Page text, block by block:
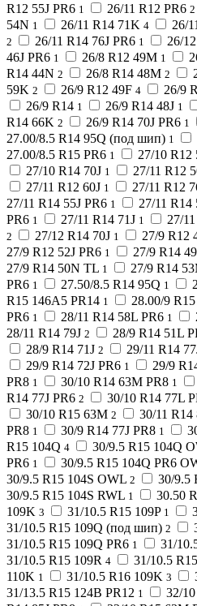
R12 55J PR6 1 26/11 R12 PR6 2
54N 1 26/11 R14 71K 4 26/
2 26/11 R14 76J PR6 1 26/
46J PR6 1 26/8 R12 49M 1
R14 44N 2 26/8 R14 48M 2
59K 2 26/9 R12 49F 4 26/9
26/9 R14 1 26/9 R14 48J 1
R14 66K 2 26/9 R14 70J PR6 1
27.00/8.5 R14 95Q (под шип) 1
27.00/8.5 R15 PR6 1 27/10 R12
27/10 R14 70J 1 27/11 R12
27/11 R12 60J 1 27/11 R12
27/11 R14 55J PR6 1 27/11
PR6 1 27/11 R14 71J 1 27/
2 27/12 R14 70J 1 27/9 R12
27/9 R12 52J PR6 1 27/9 R14
27/9 R14 50N TL 1 27/9 R14
PR6 1 27.50/8.5 R14 95Q 1
R15 146A5 PR14 1 28.00/9
PR6 1 28/11 R14 58L PR6 1
28/11 R14 79J 2 28/9 R14 51L
28/9 R14 71J 2 29/11 R14
29/9 R14 72J PR6 1 29/9
PR8 1 30/10 R14 63M PR8 1
R14 77J PR6 2 30/10 R14 77L
30/10 R15 63M 2 30/11 R14
PR8 1 30/9 R14 77J PR8 1
R15 104Q 4 30/9.5 R15 104Q
PR6 1 30/9.5 R15 104Q PR6
30/9.5 R15 104S OWL 2 30/9.5
30/9.5 R15 104S RWL 1 30.50
109K 3 31/10.5 R15 109P 1
31/10.5 R15 109Q (под шип) 2
31/10.5 R15 109Q PR6 1 31/
31/10.5 R15 109R 4 31/10.5
110K 1 31/10.5 R16 109K 3
31/13.5 R15 124B PR12 1 32/